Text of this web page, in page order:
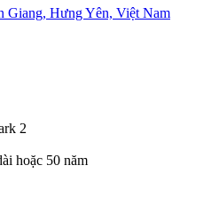
Hưng Yên, Việt Nam
2
hoặc 50 năm